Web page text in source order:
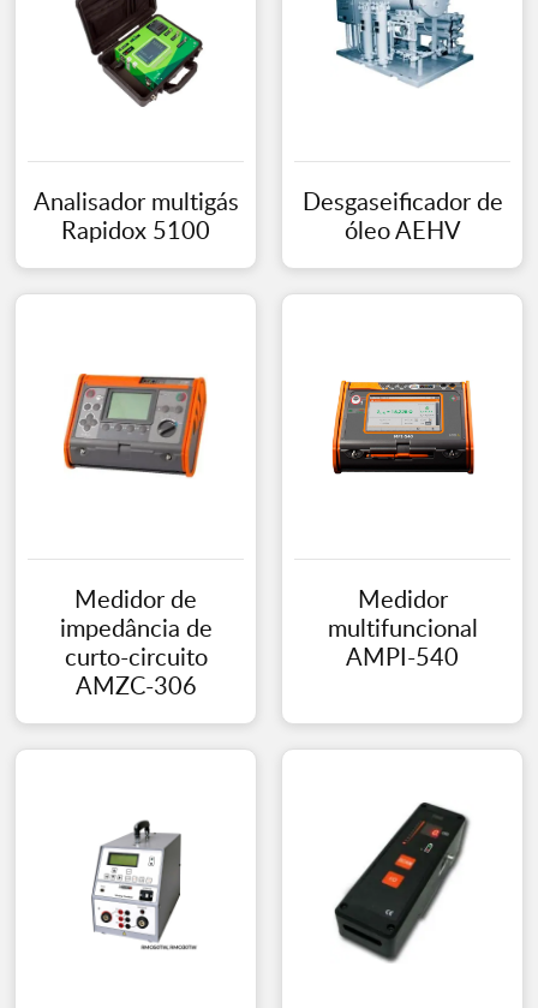
Analisador multigás
Rapidox 5100
Desgaseificador de
óleo AEHV
Medidor de
impedância de
curto-circuito
AMZC-306
Medidor
multifuncional
AMPI-540